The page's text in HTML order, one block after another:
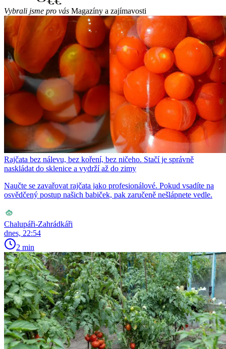
Vybrali jsme pro vás Magazíny a zajímavosti
Rajčata bez nálevu, bez koření, bez ničeho. Stačí je správně
naskládat do sklenice a vydrží až do zimy
Naučte se zavařovat rajčata jako profesionálové. Pokud vsadíte na
osvědčený postup našich babiček, pak zaručeně nešlápnete vedle.
Chalupáři-Zahrádkáři
dnes, 22:54
2 min